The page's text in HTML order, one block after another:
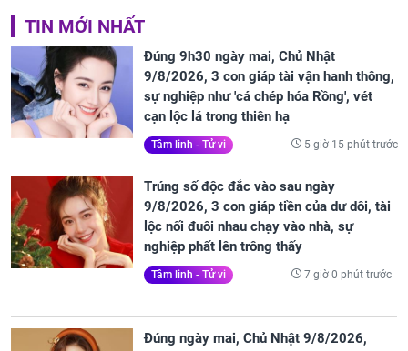
TIN MỚI NHẤT
Đúng 9h30 ngày mai, Chủ Nhật
9/8/2026, 3 con giáp tài vận hanh thông,
sự nghiệp như 'cá chép hóa Rồng', vét
cạn lộc lá trong thiên hạ
Tâm linh - Tử vi 5 giờ 15 phút trước
Trúng số độc đắc vào sau ngày
9/8/2026, 3 con giáp tiền của dư dôi, tài
lộc nối đuôi nhau chạy vào nhà, sự
nghiệp phất lên trông thấy
Tâm linh - Tử vi 7 giờ 0 phút trước
Đúng ngày mai, Chủ Nhật 9/8/2026,